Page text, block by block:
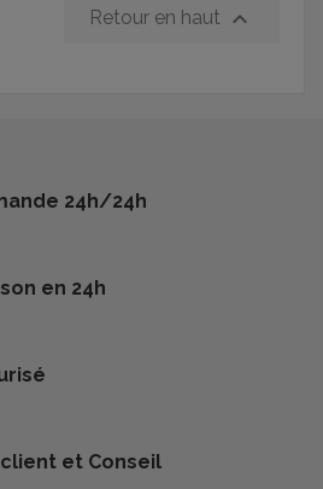
Retour en haut 
24h/24h
en 24h
et Conseil